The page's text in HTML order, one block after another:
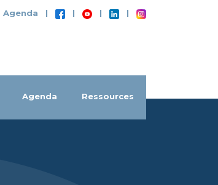
Agenda | | | |
Agenda Ressources